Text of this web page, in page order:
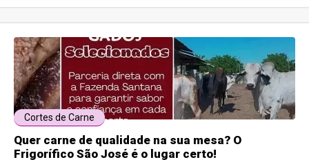
Cortes de Carne
Quer carne de qualidade na sua mesa? O
Frigorífico São José é o lugar certo!